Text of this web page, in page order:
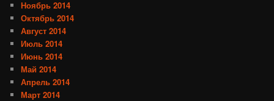
Ноябрь 2014
Октябрь 2014
Август 2014
Июль 2014
Июнь 2014
Май 2014
Апрель 2014
Март 2014